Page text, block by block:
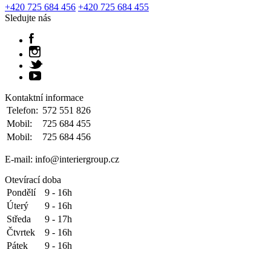
+420 725 684 456 +420 725 684 455
Sledujte nás
Kontaktní informace
Telefon: 572 551 826
Mobil:
725 684 455
Mobil:
725 684 456
E-mail: info@interiergroup.cz
Otevírací doba
Pondělí
9 - 16h
Úterý
9 - 16h
Středa
9 - 17h
Čtvrtek
9 - 16h
Pátek
9 - 16h